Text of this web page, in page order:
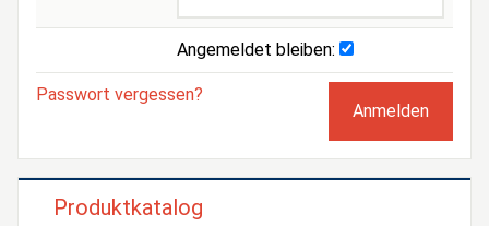
Angemeldet bleiben:
Passwort vergessen?
Produktkatalog